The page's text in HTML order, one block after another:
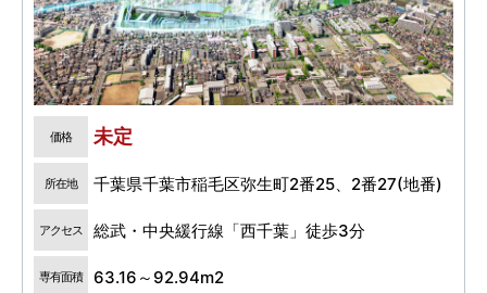
価格 未定
所在地 千葉県千葉市稲毛区弥生町2番25、2番27(地番)
アクセス 総武・中央緩行線「西千葉」徒歩3分
専有面積 63.16～92.94m2